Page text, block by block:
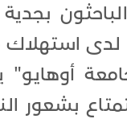
لدى
بشعور